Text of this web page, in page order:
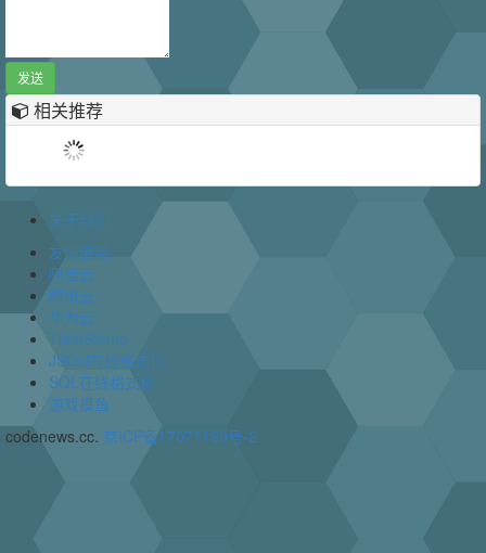
发送
相关推荐
关于我们
友情链接:
阿里云
腾讯云
华为云
TimeStamp
JSON在线格式化
SQL在线格式化
游戏摸鱼
codenews.cc. 京ICP备17071180号-2